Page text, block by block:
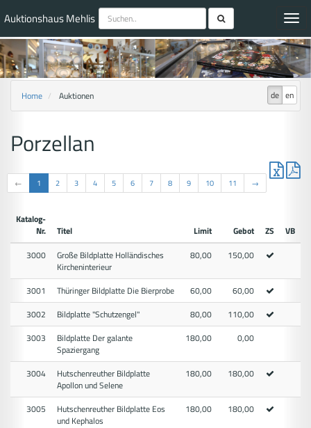
Auktionshaus Mehlis
de en
Home Auktionen
Porzellan
← 1 2 3 4 5 6 7 8 9 10 11 →
Katalog-
Nr.
Titel Limit Gebot ZS
VB
3000
Große Bildplatte Holländisches
Kircheninterieur
80,00 150,00
3001 Thüringer Bildplatte Die Bierprobe 60,00
60,00
3002
Bildplatte "Schutzengel" 80,00
110,00
3003
Bildplatte Der galante
Spaziergang
180,00 0,00
3004
Hutschenreuther Bildplatte
Apollon und Selene
180,00 180,00
3005
Hutschenreuther Bildplatte Eos
und Kephalos
180,00 180,00